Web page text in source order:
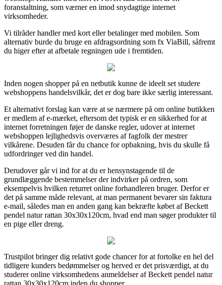
foranstaltning, som værner en imod snydagtige internet
virksomheder.
Vi tilråder handler med kort eller betalinger med mobilen. Som
alternativ burde du bruge en afdragsordning som fx ViaBill, såfremt
du higer efter at afbetale regningen ude i fremtiden.
Inden nogen shopper på en netbutik kunne de ideelt set studere
webshoppens handelsvilkår, det er dog bare ikke særlig interessant.
Et alternativt forslag kan være at se nærmere på om online butikken
er medlem af e-mærket, eftersom det typisk er en sikkerhed for at
internet forretningen føjer de danske regler, udover at internet
webshoppen lejlighedsvis overværes af fagfolk der mestrer
vilkårene. Desuden får du chance for opbakning, hvis du skulle få
udfordringer ved din handel.
Derudover går vi ind for at du er hensynstagende til de
grundlæggende bestemmelser der indvirker på ordren, som
eksempelvis hvilken returret online forhandleren bruger. Derfor er
det på samme måde relevant, at man permanent bevarer sin faktura
e-mail, således man en anden gang kan bekræfte købet af Beckett
pendel natur rattan 30x30x120cm, hvad end man søger produkter til
en pige eller dreng.
Trustpilot bringer dig relativt gode chancer for at fortolke en hel del
tidligere kunders bedømmelser og herved er det prisværdigt, at du
studerer online virksomhedens anmeldelser af Beckett pendel natur
rattan 30x30x120cm inden du shopper.